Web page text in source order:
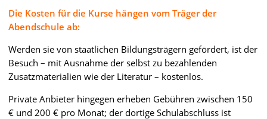
Die Kosten für die Kurse hängen vom Träger der
Abendschule ab:
Werden sie von staatlichen Bildungsträgern gefördert, ist der
Besuch – mit Ausnahme der selbst zu bezahlenden
Zusatzmaterialien wie der Literatur – kostenlos.
Private Anbieter hingegen erheben Gebühren zwischen 150
€ und 200 € pro Monat; der dortige Schulabschluss ist